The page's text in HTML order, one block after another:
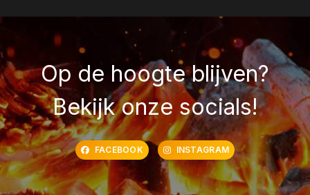
Op de hoogte blijven?
Bekijk onze socials!
FACEBOOK INSTAGRAM